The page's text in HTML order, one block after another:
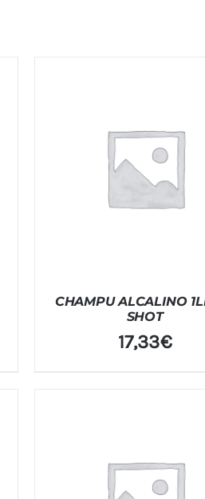
CHAMPU ALCALINO
SHOT
17,33€